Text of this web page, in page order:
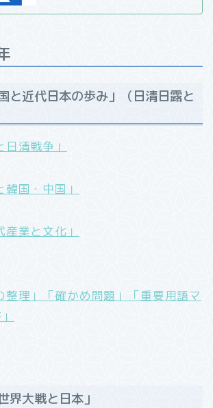
と近代日本の歩み」（日清日露と
清戦争」
国・中国」
業と文化」
整理」「確かめ問題」「重要用語マ
界大戦と日本」